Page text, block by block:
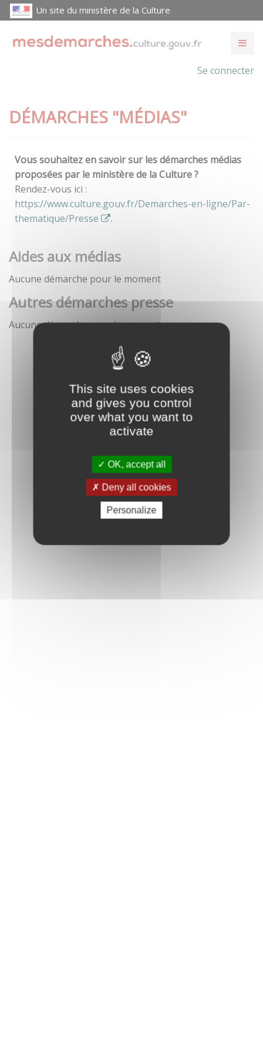
This site uses cookies
and gives you control
over what you want to
activate
OK, accept all
Deny all cookies
Personalize
Un site du ministère de la Culture
Se connecter
DÉMARCHES "MÉDIAS"
Vous souhaitez en savoir sur les démarches médias
proposées par le ministère de la Culture ?
Rendez-vous ici :
https://www.culture.gouv.fr/Demarches-en-ligne/Par-
thematique/Presse
.
Aides aux médias
Aucune démarche pour le moment
Autres démarches presse
Aucune démarche pour le moment